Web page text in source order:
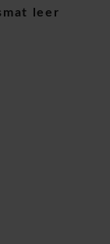
leer